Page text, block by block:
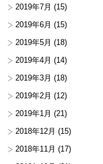
2019年7月 (15)
2019年6月 (15)
2019年5月 (18)
2019年4月 (14)
2019年3月 (18)
2019年2月 (12)
2019年1月 (21)
2018年12月 (15)
2018年11月 (17)